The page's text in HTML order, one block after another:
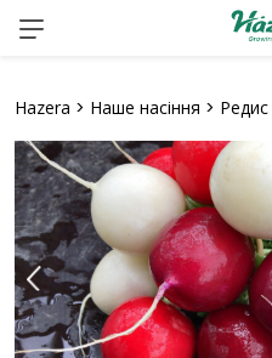
Перейти
до
Hazera > Наше насіння > Редис